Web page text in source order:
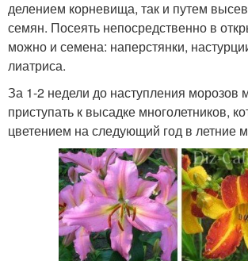
делением корневища, так и путем
семян. Посеять непосредственно в
можно и семена: наперстянки,
лиатриса.
За 1-2 недели до наступления морозов
приступать к высадке многолетников,
цветением на следующий год в летние